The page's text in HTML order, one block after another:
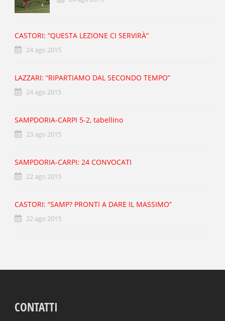
CASTORI: “QUESTA LEZIONE CI SERVIRÀ”
24 ago 2015
LAZZARI: “RIPARTIAMO DAL SECONDO TEMPO”
24 ago 2015
SAMPDORIA-CARPI 5-2, tabellino
23 ago 2015
SAMPDORIA-CARPI: 24 CONVOCATI
22 ago 2015
CASTORI: “SAMP? PRONTI A DARE IL MASSIMO”
22 ago 2015
CONTATTI